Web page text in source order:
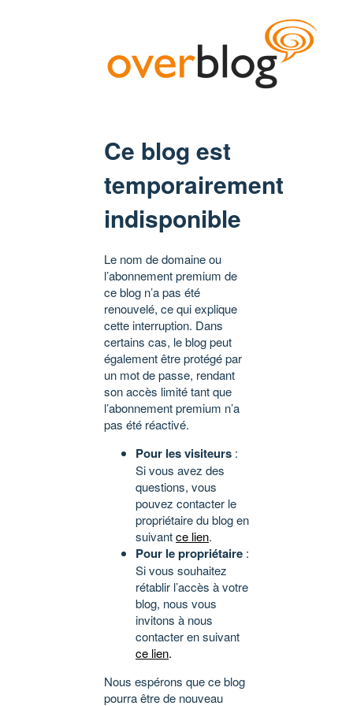
Ce blog est
temporairement
indisponible
Le nom de domaine ou
l’abonnement premium de
ce blog n’a pas été
renouvelé, ce qui explique
cette interruption. Dans
certains cas, le blog peut
également être protégé par
un mot de passe, rendant
son accès limité tant que
l’abonnement premium n’a
pas été réactivé.
Pour les visiteurs :
Si vous avez des
questions, vous
pouvez contacter le
propriétaire du blog en
suivantce lien.
Pour le propriétaire :
Si vous souhaitez
rétablir l’accès à votre
blog, nous vous
invitons à nous
contacter en suivant
ce lien.
Nous espérons que ce blog
pourra être de nouveau